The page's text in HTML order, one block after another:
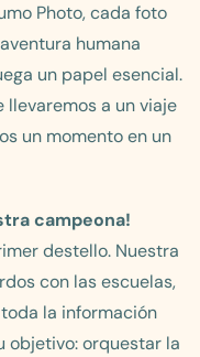
Photo, cada foto
humana
un papel esencial.
llevaremos a un viaje
un momento en un
campeona!
destello. Nuestra
con las escuelas,
la información
objetivo: orquestar la